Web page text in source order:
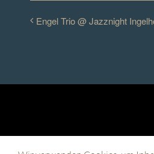
Engel Trio @ Jazznight